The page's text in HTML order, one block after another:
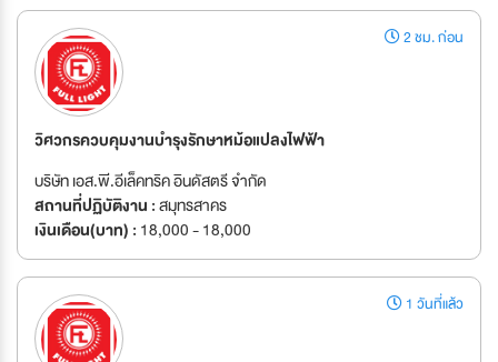
2 ชม. ก่อน
วิศวกรควบคุมงานบำรุงรักษาหม้อแปลงไฟฟ้า
บริษัท เอส.พี.อีเล็คทริค อินดัสตรี จำกัด
สถานที่ปฏิบัติงาน :สมุทรสาคร
เงินเดือน(บาท) : 18,000 - 18,000
1 วันที่แล้ว